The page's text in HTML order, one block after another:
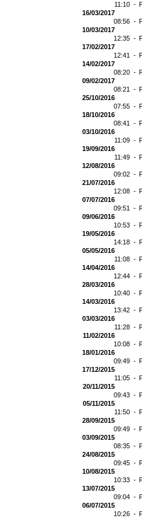
11:10 -
16/03/2017
08:56 -
10/03/2017
12:35 -
17/02/2017
12:41 -
14/02/2017
08:20 -
09/02/2017
08:21 -
25/10/2016
07:55 -
18/10/2016
08:41 -
03/10/2016
11:09 -
19/09/2016
11:49 -
12/08/2016
09:02 -
21/07/2016
12:08 -
07/07/2016
09:51 -
09/06/2016
10:53 -
19/05/2016
14:18 -
05/05/2016
11:08 -
14/04/2016
12:44 -
28/03/2016
10:40 -
14/03/2016
13:42 -
03/03/2016
11:28 -
11/02/2016
10:08 -
18/01/2016
09:49 -
17/12/2015
11:05 -
20/11/2015
09:43 -
05/11/2015
11:50 -
28/09/2015
09:49 -
03/09/2015
08:35 -
24/08/2015
09:45 -
10/08/2015
10:33 -
13/07/2015
09:04 -
06/07/2015
10:26 -